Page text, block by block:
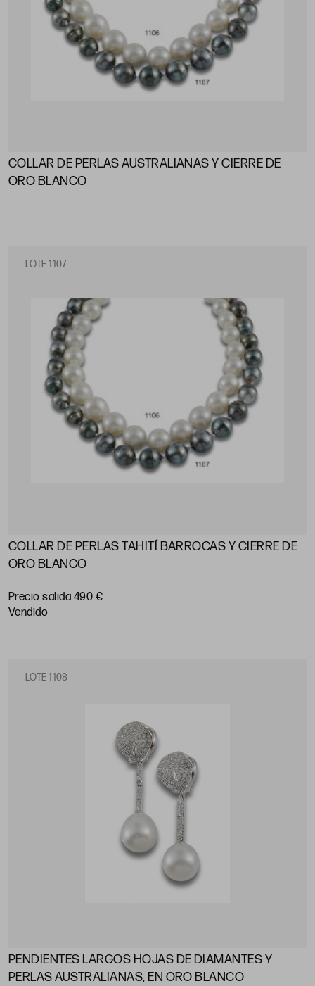
COLLAR DE PERLAS AUSTRALIANAS Y CIERRE DE
ORO BLANCO
LOTE 1107
COLLAR DE PERLAS TAHITÍ BARROCAS Y CIERRE DE
ORO BLANCO
Precio salida 490 €
vendido
LOTE 1108
PENDIENTES LARGOS HOJAS DE DIAMANTES Y
PERLAS AUSTRALIANAS, EN ORO BLANCO